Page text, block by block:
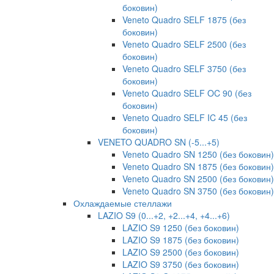
боковин)
Veneto Quadro SELF 1875 (без
боковин)
Veneto Quadro SELF 2500 (без
боковин)
Veneto Quadro SELF 3750 (без
боковин)
Veneto Quadro SELF OC 90 (без
боковин)
Veneto Quadro SELF IC 45 (без
боковин)
VENETO QUADRO SN (-5...+5)
Veneto Quadro SN 1250 (без боковин)
Veneto Quadro SN 1875 (без боковин)
Veneto Quadro SN 2500 (без боковин)
Veneto Quadro SN 3750 (без боковин)
Охлаждаемые стеллажи
LAZIO S9 (0...+2, +2...+4, +4...+6)
LAZIO S9 1250 (без боковин)
LAZIO S9 1875 (без боковин)
LAZIO S9 2500 (без боковин)
LAZIO S9 3750 (без боковин)